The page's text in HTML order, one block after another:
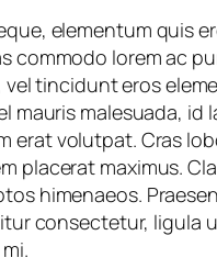
elementum quis
commodo lorem ac
tincidunt eros
mauris malesuada, id
erat volutpat. Cras
placerat maximus.
himenaeos.
consectetur, ligula